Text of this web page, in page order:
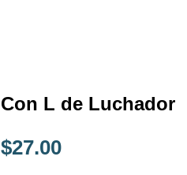
Con L de Luchador
$27.00